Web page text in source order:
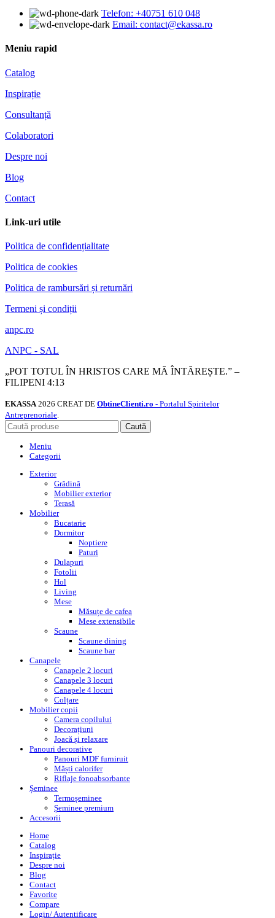
Telefon: +40751 610 048
Email: contact@ekassa.ro
Meniu rapid
Catalog
Inspirație
Consultanță
Colaboratori
Despre noi
Blog
Contact
Link-uri utile
Politica de confidențialitate
Politica de cookies
Politica de rambursări și returnări
Termeni și condiții
anpc.ro
ANPC - SAL
„POT TOTUL ÎN HRISTOS CARE MĂ ÎNTĂREȘTE.” –
FILIPENI 4:13
EKASSA 2026 CREAT DE ObtineClienti.ro - Portalul Spiritelor
Antreprenoriale.
Caută
Meniu
Categorii
Exterior
Grădină
Mobilier exterior
Terasă
Mobilier
Bucatarie
Dormitor
Noptiere
Paturi
Dulapuri
Fotolii
Hol
Living
Mese
Măsuțe de cafea
Mese extensibile
Scaune
Scaune dining
Scaune bar
Canapele
Canapele 2 locuri
Canapele 3 locuri
Canapele 4 locuri
Colțare
Mobilier copii
Camera copilului
Decorațiuni
Joacă și relaxare
Panouri decorative
Panouri MDF furniruit
Măști calorifer
Riflaje fonoabsorbante
Șeminee
Termoșeminee
Șeminee premium
Accesorii
Home
Catalog
Inspirație
Despre noi
Blog
Contact
Favorite
Compare
Login/ Autentificare